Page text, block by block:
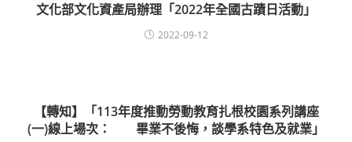
文化部文化資產局辦理「2022年全國古蹟日活動」
2022-09-12
【轉知】「113年度推動勞動教育扎根校園系列講座
(一)線上場次： 畢業不後悔，談學系特色及就業」